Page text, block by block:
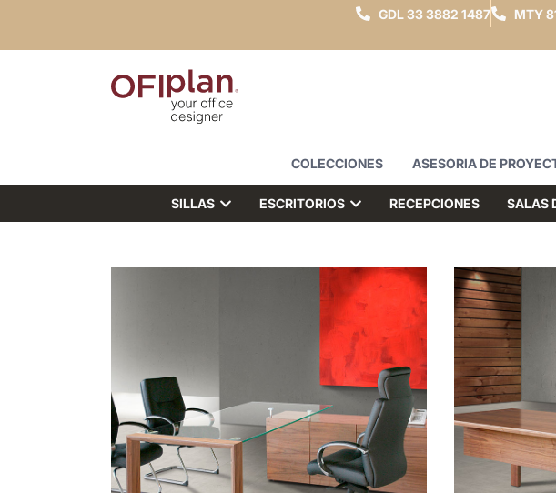
GDL33 3882 1487 MTY
COLECCIONES ASESORIA DE
SILLAS ESCRITORIOS RECEPCIONES SALAS